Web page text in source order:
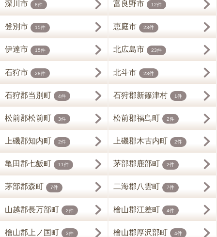
深川市 8件 富良野市 12件
登別市 15件 恵庭市 23件
伊達市 15件 北広島市 23件
石狩市 28件 北斗市 23件
石狩郡当別町 4件 石狩郡新篠津村 1件
松前郡松前町 3件 松前郡福島町 2件
上磯郡知内町 2件 上磯郡木古内町 2件
亀田郡七飯町 11件 茅部郡鹿部町 2件
茅部郡森町 7件 二海郡八雲町 7件
山越郡長万部町 2件 檜山郡江差町 4件
檜山郡上ノ国町 3件 檜山郡厚沢部町 4件